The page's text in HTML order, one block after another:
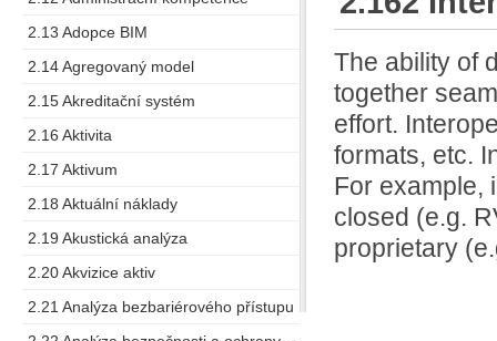
2.13 Adopce BIM
2.14 Agregovaný model
2.15 Akreditační systém
2.16 Aktivita
2.17 Aktivum
2.18 Aktuální náklady
2.19 Akustická analýza
2.20 Akvizice aktiv
2.21 Analýza bezbariérového přístupu
The ability of
together
effort.
formats, etc.
For example,
closed (e.g.
proprietary